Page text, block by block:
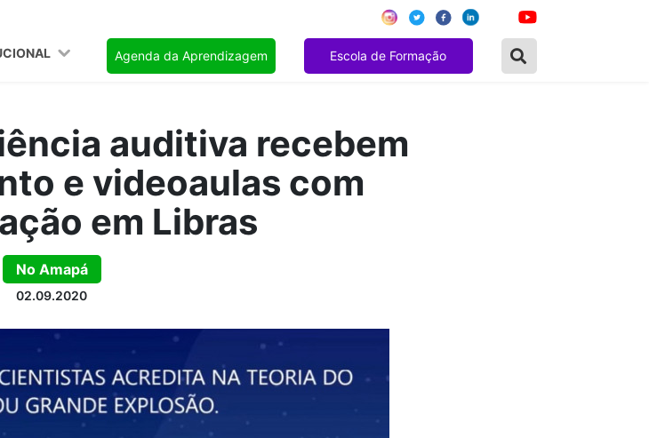
Agenda da Aprendizagem Escola de Formação
auditiva recebem
e videoaulas com
em Libras
No Amapá
02.09.2020